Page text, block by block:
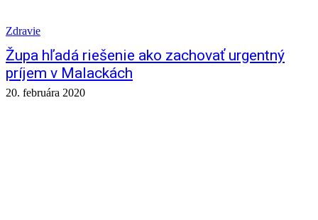
Zdravie
Župa hľadá riešenie ako zachovať urgentný
príjem v Malackách
20. februára 2020